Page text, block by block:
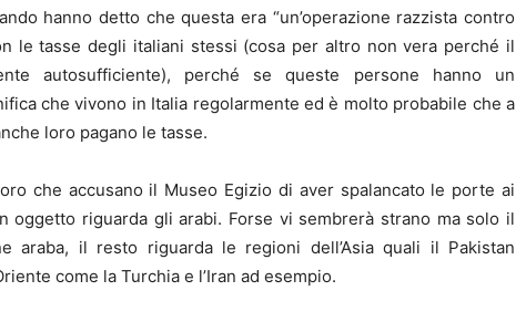
hanno detto che questa era “un’operazione razzista contro
le tasse degli italiani stessi (cosa per altro non vera perché il
autosufficiente), perché se queste persone hanno un
che vivono in Italia regolarmente ed è molto probabile che a
loro pagano le tasse.
che accusano il Museo Egizio di aver spalancato le porte ai
oggetto riguarda gli arabi. Forse vi sembrerà strano ma solo il
araba, il resto riguarda le regioni dell’Asia quali il Pakistan
come la Turchia e l’Iran ad esempio.